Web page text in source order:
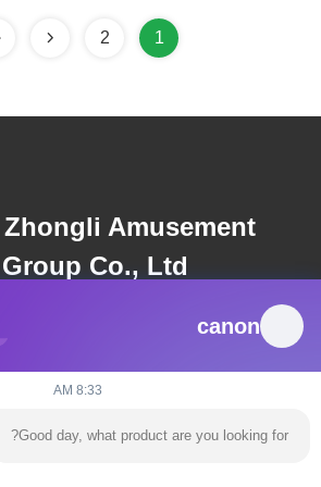
1
2
Amusement
Co., Ltd.
dannie@zhongliyoule.com
canon
8:33 AM
Good day, what product are you looking for?